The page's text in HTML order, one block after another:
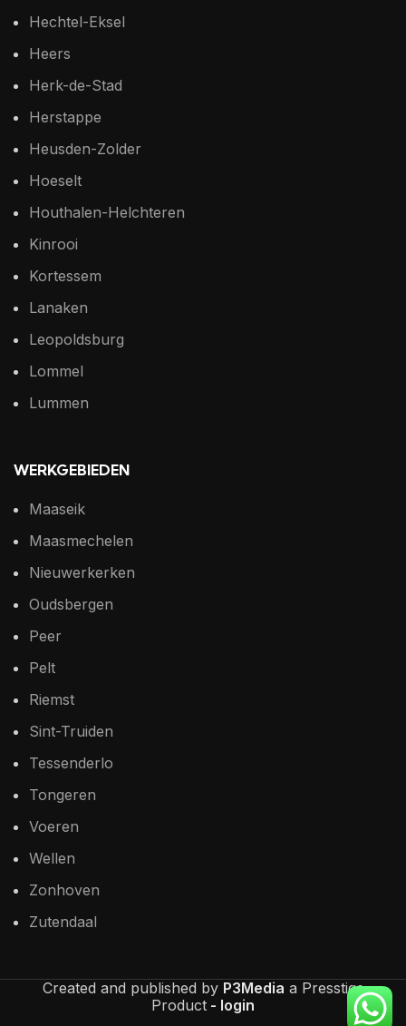
Hechtel-Eksel
Heers
Herk-de-Stad
Herstappe
Heusden-Zolder
Hoeselt
Houthalen-Helchteren
Kinrooi
Kortessem
Lanaken
Leopoldsburg
Lommel
Lummen
WERKGEBIEDEN
Maaseik
Maasmechelen
Nieuwerkerken
Oudsbergen
Peer
Pelt
Riemst
Sint-Truiden
Tessenderlo
Tongeren
Voeren
Wellen
Zonhoven
Zutendaal
Created and published by P3Media a Presstige
Product - login